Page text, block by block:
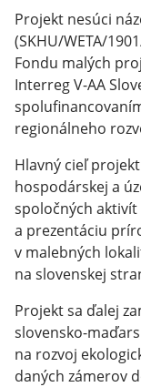
Projekt nesúci
(SKHU/WETA/
Fondu malých
Interreg V-AA
regionálneho
Hlavný cieľ
hospodárskej a
spoločných
a prezentáciu
v malebných
na slovenskej
Projekt sa ďalej
slovensko-
na rozvoj
daných zámerov